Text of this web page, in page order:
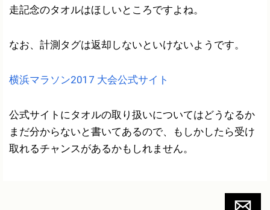
走記念のタオルはほしいところですよね。
なお、計測タグは返却しないといけないようです。
横浜マラソン2017 大会公式サイト
公式サイトにタオルの取り扱いについてはどうなるか
まだ分からないと書いてあるので、もしかしたら受け
取れるチャンスがあるかもしれません。